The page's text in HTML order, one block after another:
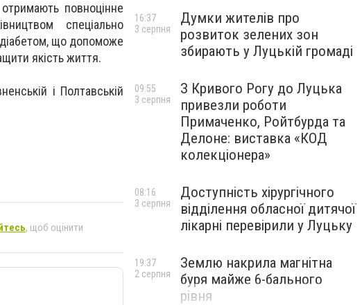
повноцінне
спеціально
діабетом, що допоможе
якість життя.
і Полтавській
, щоб оцінити
Думки жителів про
розвиток зелених зон
збирають у Луцькій громаді
16:37
3 серпня
З Кривого Рогу до Луцька
привезли роботи
Примаченко, Ройтбурда та
Делоне: виставка «КОД
колекціонера»
09:55
3 серпня
Доступність хірургічного
відділення обласної дитячої
лікарні перевірили у Луцьку
08:16
3 серпня
Землю накрила магнітна
буря майже 6-бального
рівня
19:37
2 серпня